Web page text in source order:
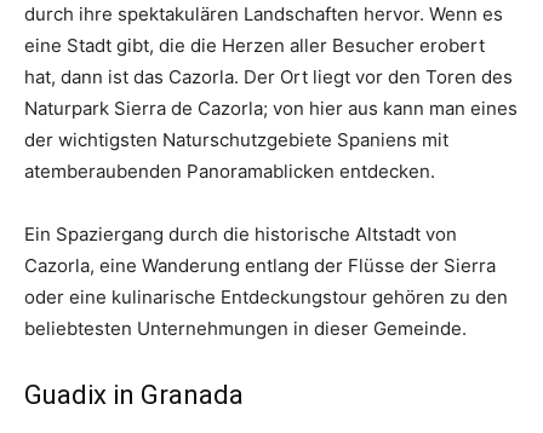
durch ihre spektakulären Landschaften hervor. Wenn es
eine Stadt gibt, die die Herzen aller Besucher erobert
hat, dann ist das Cazorla. Der Ort liegt vor den Toren des
Naturpark Sierra de Cazorla; von hier aus kann man eines
der wichtigsten Naturschutzgebiete Spaniens mit
atemberaubenden Panoramablicken entdecken.
Ein Spaziergang durch die historische Altstadt von
Cazorla, eine Wanderung entlang der Flüsse der Sierra
oder eine kulinarische Entdeckungstour gehören zu den
beliebtesten Unternehmungen in dieser Gemeinde.
Guadix in Granada